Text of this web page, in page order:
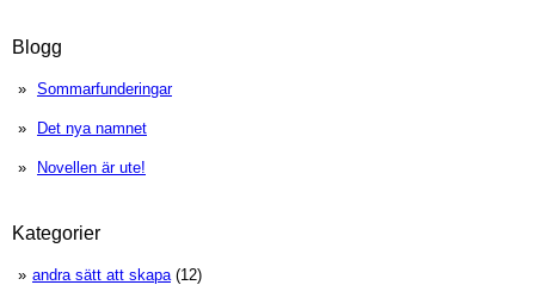
Blogg
Sommarfunderingar
Det nya namnet
Novellen är ute!
Kategorier
andra sätt att skapa(12)